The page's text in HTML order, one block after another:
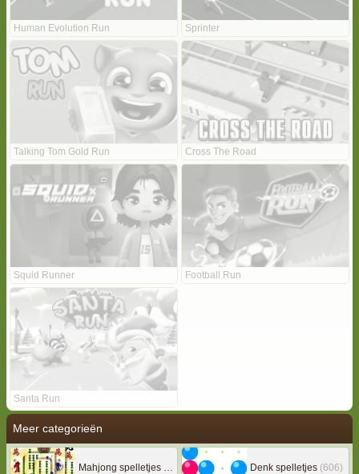
Human Evolution Run Sprinter
Talking Tom Gold Run Cross The Road
Squid Runner Football Run
Santa Run
Meer categorieën
Mahjong spelletjes
(133) Denk spelletjes (606)